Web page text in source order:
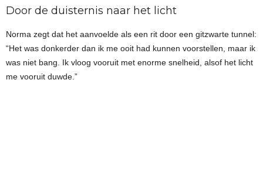
Door de duisternis naar het licht
Norma zegt dat het aanvoelde als een rit door een gitzwarte tunnel:
“Het was donkerder dan ik me ooit had kunnen voorstellen, maar ik
was niet bang. Ik vloog vooruit met enorme snelheid, alsof het licht
me vooruit duwde.”